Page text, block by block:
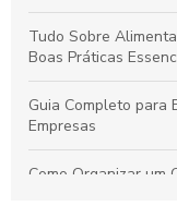
Tudo Sobre
Boas Práticas
Guia Completo para
Empresas
Como Organizar um